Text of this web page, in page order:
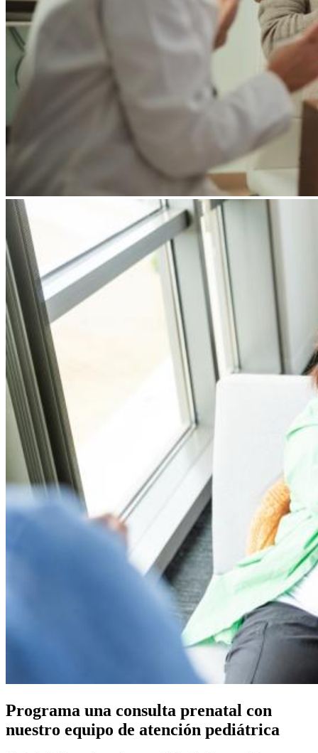
Programa una consulta prenatal con
nuestro equipo de atención pediátrica